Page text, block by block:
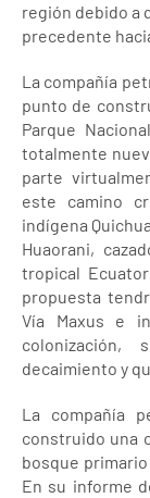
región debido a
precedente
La compañía
punto de
Parque
totalmente
parte
este camino
indígena
Huaorani,
tropical
propuesta
Vía Maxus e
colonización,
decaimiento y
La compañía
construido una
bosque
En su informe